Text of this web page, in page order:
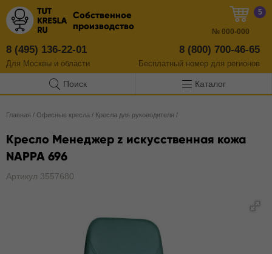
Собственное
производство
8 (495) 136-22-01
Для Москвы и области
8 (800) 700-46-65
Бесплатный номер для регионов
5
№ 000-000
Поиск Каталог
Главная / Офисные кресла / Кресла для руководителя /
Кресло Менеджер z искусственная кожа
NAPPA 696
Артикул 3557680